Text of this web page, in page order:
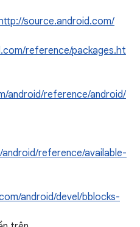
source.android.com/
reference/packages.ht
android/reference/android/
reference/available-
android/devel/bblocks-